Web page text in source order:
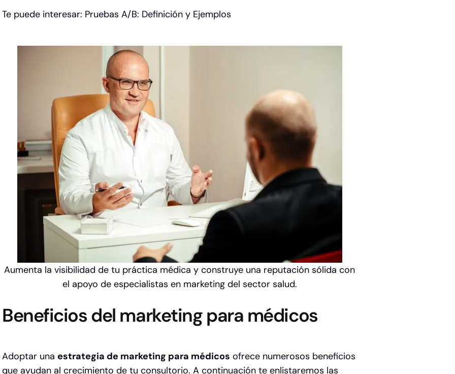
Te puede interesar: Pruebas A/B: Definición y Ejemplos
Aumenta la visibilidad de tu práctica médica y construye una reputación sólida con
el apoyo de especialistas en marketing del sector salud.
Beneficios del marketing para médicos
Adoptar una estrategia de marketing para médicos ofrece numerosos beneficios
que ayudan al crecimiento de tu consultorio. A continuación te enlistaremos las